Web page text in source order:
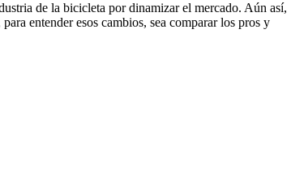
de la bicicleta por dinamizar el mercado. Aún así,
entender esos cambios, sea comparar los pros y